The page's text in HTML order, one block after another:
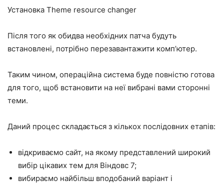
Установка Theme resource changer
Після того як обидва необхідних патча будуть
встановлені, потрібно перезавантажити комп’ютер.
Таким чином, операційна система буде повністю готова
для того, щоб встановити на неї вибрані вами сторонні
теми.
Даний процес складається з кількох послідовних етапів:
відкриваємо сайт, на якому представлений широкий
вибір цікавих тем для Віндовс 7;
вибираємо найбільш вподобаний варіант і